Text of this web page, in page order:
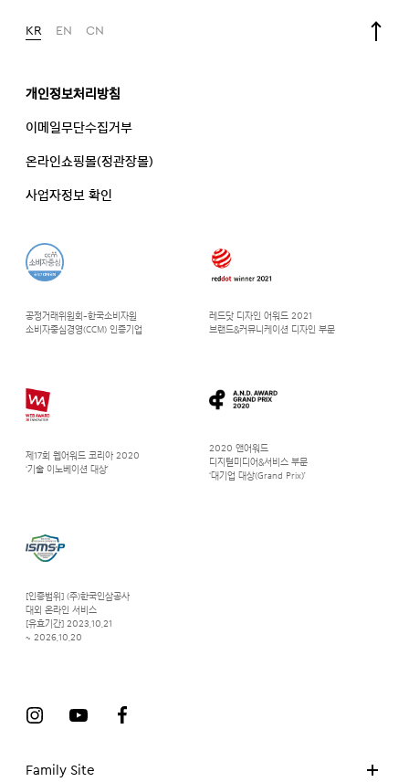
KR EN CN
Family Site
공정거래위원회-한국소비자원
소비자중심경영(CCM) 인증기업
레드닷 디자인 어워드 2021
브랜드&커뮤니케이션 디자인 부문
제17회 웹어워드 코리아 2020
‘기술 이노베이션 대상’
2020 앤어워드
디지털미디어&서비스 부문
‘대기업 대상(Grand Prix)’
[인증범위] (주)한국인삼공사
대외 온라인 서비스
[유효기간] 2023.10.21
~ 2026.10.20
개인정보처리방침
이메일무단수집거부
온라인쇼핑몰(정관장몰)
사업자정보 확인